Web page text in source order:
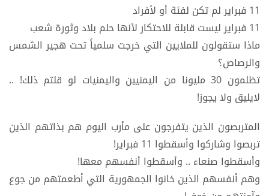
11 فبراير لم تكن لفئة أو لأفراد
11 فبراير ليست قابلة للاحتكار لأنها حلم بلاد وثورة شعب
ماذا ستقولون للملايين التي خرجت سلمياً تحت هجير الشمس
والرصاص؟
تظلمون 30 مليونا من اليمنيين واليمنيات لو قلتم ذلك! ..
لايليق ولا يجوز!
المتربصون الذين يتفرجون على مأرب اليوم هم بذاتهم الذين
تربصوا وشاركوا وأسقطوا 11 فبراير!
وأسقطوا صنعاء .. وأسقطوا أنفسهم معها!
وهم أنفسهم الذين خانوا الجمهورية التي أطعمتهم من جوع